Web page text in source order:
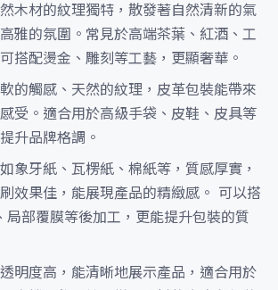
木材的紋理獨特，散發著自然清新的氣
雅的氛圍。常見於高端茶葉、紅酒、工
搭配燙金、雕刻等工藝，更顯奢華。
的觸感、天然的紋理，皮革包裝能帶來
受。適合用於高級手袋、皮鞋、皮具等
升品牌格調。
象牙紙、瓦楞紙、棉紙等，質感厚實，
效果佳，能展現產品的精緻感。 可以搭
局部覆膜等後加工，更能提升包裝的質
透明度高，能清晰地展示產品，適合用於